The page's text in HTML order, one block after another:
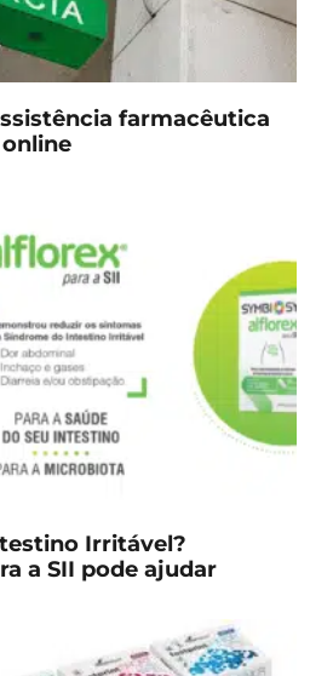
farmacêutica
Irritável?
a SII pode ajudar